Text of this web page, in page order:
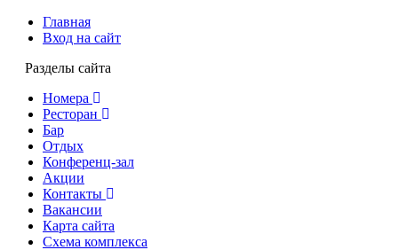
Главная
Вход на сайт
Разделы сайта
Номера
Ресторан
Бар
Отдых
Конференц-зал
Акции
Контакты
Вакансии
Карта сайта
Cхема комплекса